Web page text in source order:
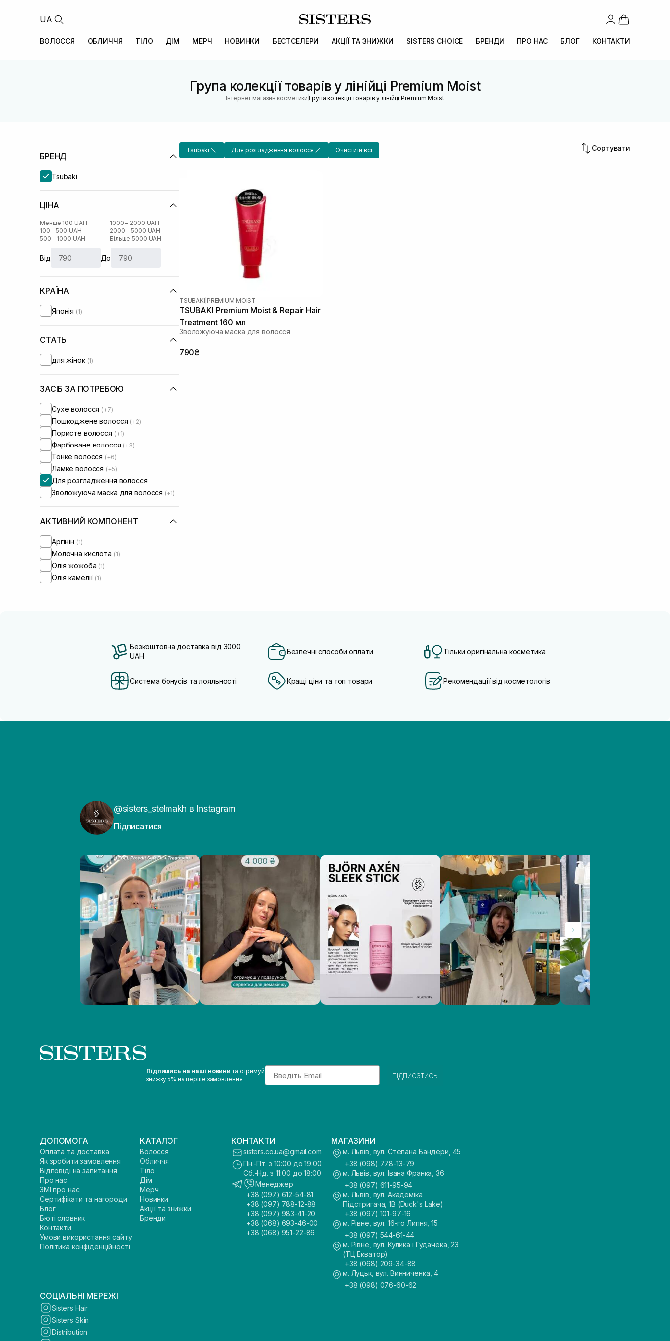
UA
ВОЛОССЯ ОБЛИЧЧЯ ТІЛО ДІМ МЕРЧ НОВИНКИ БЕСТСЕЛЕРИ АКЦІЇ ТА ЗНИЖКИ SISTERS CHOICE БРЕНДИ ПРО НАС БЛОГ КОНТАКТИ
Група колекції товарів у лінійці Premium Moist
Інтернет магазин косметики |Група колекції товарів у лінійці Premium Moist
БРЕНД
Tsubaki
ЦІНА
Менше 100 UAH
100 – 500 UAH
500 – 1000 UAH
1000 – 2000 UAH
2000 – 5000 UAH
Більше 5000 UAH
Від До
КРАЇНА
Японія (1)
СТАТЬ
для жінок (1)
ЗАСІБ ЗА ПОТРЕБОЮ
Сухе волосся (+7)
Пошкоджене волосся (+2)
Пористе волосся (+1)
Фарбоване волосся (+3)
Тонке волосся (+6)
Ламке волосся (+5)
Для розгладження волосся
Зволожуюча маска для волосся (+1)
АКТИВНИЙ КОМПОНЕНТ
Аргінін (1)
Молочна кислота (1)
Олія жожоба (1)
Олія камелії (1)
Tsubaki Для розгладження волосся Очистити всі Сортувати
TSUBAKI PREMIUM MOIST
TSUBAKI Premium Moist & Repair Hair
Treatment 160 мл
Зволожуюча маска для волосся
790₴
Безкоштовна доставка від 3000
UAH
Безпечні способи оплати Тільки оригінальна косметика
Система бонусів та лояльності Кращі ціни та топ товари Рекомендації від косметологів
@sisters_stelmakh в Instagram
Підписатися
Підпишись на наші новини та отримуй
знижку 5% на перше замовлення
Email
підписатись
ДОПОМОГА
Оплата та доставка
Як зробити замовлення
Відповіді на запитання
Про нас
ЗМІ про нас
Сертифікати та нагороди
Блог
Бюті словник
Контакти
Умови використання сайту
Політика конфіденційності
КАТАЛОГ
Волосся
Обличчя
Тіло
Дім
Мерч
Новинки
Акції та знижки
Бренди
КОНТАКТИ
sisters.co.ua@gmail.com
Пн.-Пт. з 10:00 до 19:00
Сб.-Нд. з 11:00 до 18:00
Менеджер
+38 (097) 612-54-81
+38 (097) 788-12-88
+38 (097) 983-41-20
+38 (068) 693-46-00
+38 (068) 951-22-86
МАГАЗИНИ
м. Львів, вул. Степана Бандери, 45
+38 (098) 778-13-79
м. Львів, вул. Івана Франка, 36
+38 (097) 611-95-94
м. Львів, вул. Академіка
Підстригача, 1В (Duck's Lake)
+38 (097) 101-97-16
м. Рівне, вул. 16-го Липня, 15
+38 (097) 544-61-44
м. Рівне, вул. Кулика і Гудачека, 23
(ТЦ Екватор)
+38 (068) 209-34-88
м. Луцьк, вул. Винниченка, 4
+38 (098) 076-60-62
СОЦІАЛЬНІ МЕРЕЖІ
Sisters Hair
Sisters Skin
Distribution